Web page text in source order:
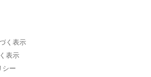
く表示
表示
シー